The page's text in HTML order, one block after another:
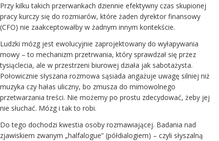
Przy kilku takich przerwankach dziennie efektywny czas skupionej
pracy kurczy się do rozmiarów, które żaden dyrektor finansowy
(CFO) nie zaakceptowałby w żadnym innym kontekście.
Ludzki mózg jest ewolucyjnie zaprojektowany do wyłapywania
mowy – to mechanizm przetrwania, który sprawdzał się przez
tysiąclecia, ale w przestrzeni biurowej działa jak sabotażysta.
Połowicznie słyszana rozmowa sąsiada angażuje uwagę silniej niż
muzyka czy hałas uliczny, bo zmusza do mimowolnego
przetwarzania treści. Nie możemy po prostu zdecydować, żeby jej
nie słuchać. Mózg i tak to robi.
Do tego dochodzi kwestia osoby rozmawiającej. Badania nad
zjawiskiem zwanym „halfalogue” (półdialogiem) – czyli słyszalną